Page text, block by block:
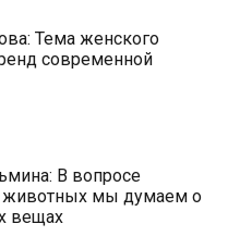
Тема женского
современной
В вопросе
животных мы думаем о
вещах